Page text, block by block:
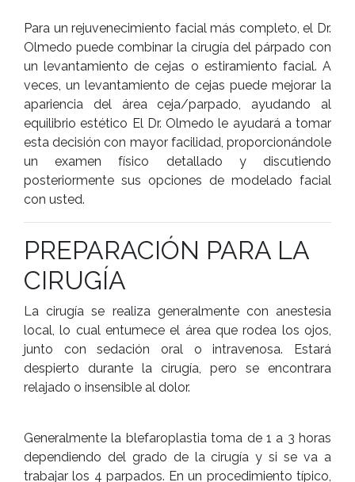
Para un rejuvenecimiento facial más completo, el Dr.
Olmedo puede combinar la cirugía del párpado con
un levantamiento de cejas o estiramiento facial. A
veces, un levantamiento de cejas puede mejorar la
apariencia del área ceja/parpado, ayudando al
equilibrio estético El Dr. Olmedo le ayudará a tomar
esta decisión con mayor facilidad, proporcionándole
un examen físico detallado y discutiendo
posteriormente sus opciones de modelado facial
con usted.
PREPARACIÓN PARA LA
CIRUGÍA
La cirugía se realiza generalmente con anestesia
local, lo cual entumece el área que rodea los ojos,
junto con sedación oral o intravenosa. Estará
despierto durante la cirugía, pero se encontrara
relajado o insensible al dolor.
Generalmente la blefaroplastia toma de 1 a 3 horas
dependiendo del grado de la cirugía y si se va a
trabajar los 4 parpados. En un procedimiento típico,